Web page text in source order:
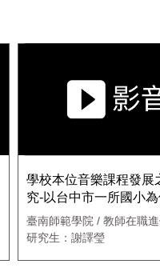
學校本位音樂課程發展
究-以台中市一所國小
月25日a面
臺南師範學院 / 教師在職
學碩士學位班
研究生：謝譯瑩